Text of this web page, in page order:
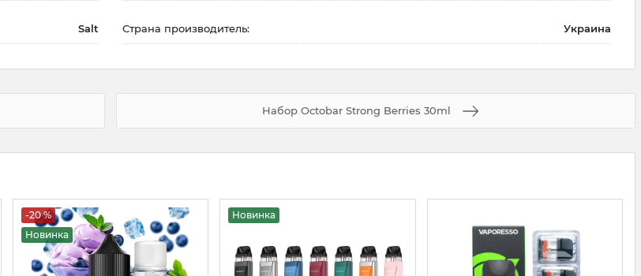
Salt Страна производитель: Украина
Набор Octobar Strong Berries 30ml
-20 %
Новинка
Новинка